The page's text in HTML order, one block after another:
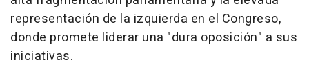
representación de la izquierda en el Congreso,
donde promete liderar una "dura oposición" a sus
iniciativas.